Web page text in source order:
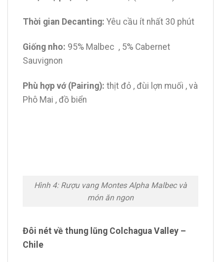
Thời gian Decanting: Yêu cầu ít nhất 30 phút
Giống nho: 95% Malbec , 5% Cabernet
Sauvignon
Phù hợp vớ (Pairing): thịt đỏ , đùi lợn muối , và
Phô Mai , đồ biển
Hình 4: Rượu vang Montes Alpha Malbec và
món ăn ngon
Đôi nét về thung lũng Colchagua Valley –
Chile